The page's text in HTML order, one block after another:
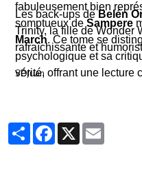
fabuleusement bien
somptueux de Sampere
March. Ce tome se
psychologique et sa
vérité, offrant une lecture
bienvenue dans la tension
Les back-ups deBelén
Trinity, la fille de Wonder
rafraîchissante et
SDJuan
PartagerFacebook
X